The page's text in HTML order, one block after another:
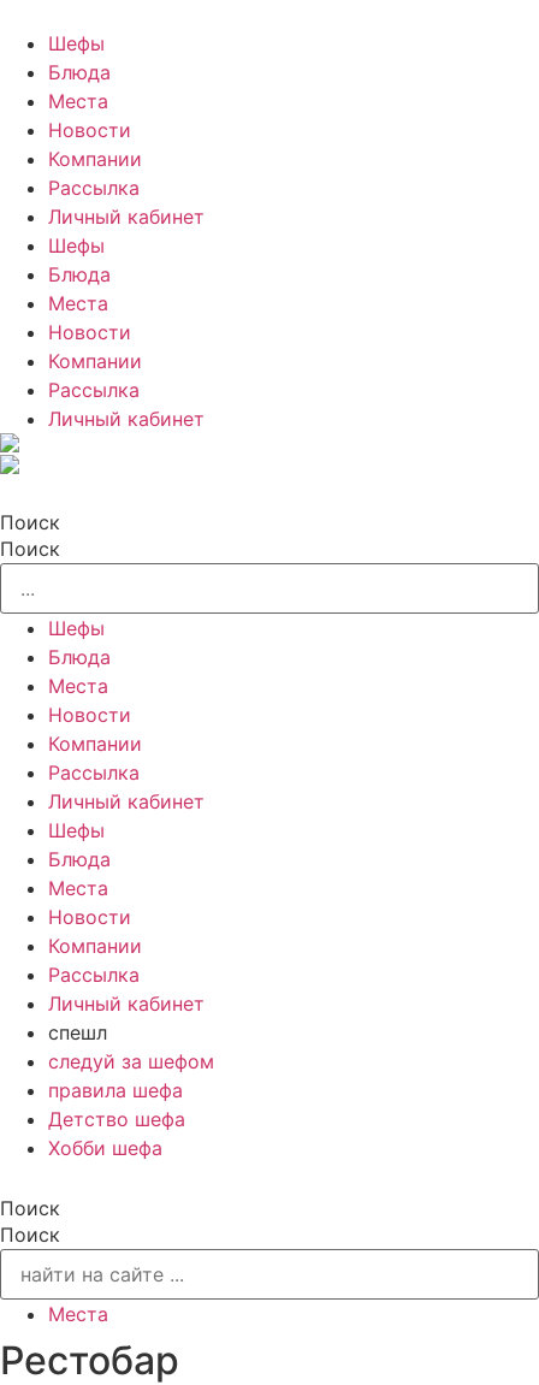
Шефы
Блюда
Места
Новости
Компании
Рассылка
Личный кабинет
Шефы
Блюда
Места
Новости
Компании
Рассылка
Личный кабинет
Поиск
Поиск
Шефы
Блюда
Места
Новости
Компании
Рассылка
Личный кабинет
Шефы
Блюда
Места
Новости
Компании
Рассылка
Личный кабинет
спешл
следуй за шефом
правила шефа
Детство шефа
Хобби шефа
Поиск
Поиск
Места
Рестобар